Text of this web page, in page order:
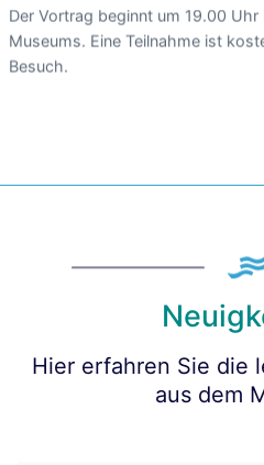
Der Vortrag beginnt um 19.00
Museums. Eine Teilnahme ist
Besuch.
Hier erfahren Sie die
aus dem